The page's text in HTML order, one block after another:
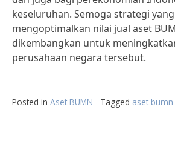
keseluruhan. Semoga strategi
mengoptimalkan nilai jual aset
dikembangkan untuk
perusahaan negara tersebut.
Posted in Aset BUMN Tagged aset